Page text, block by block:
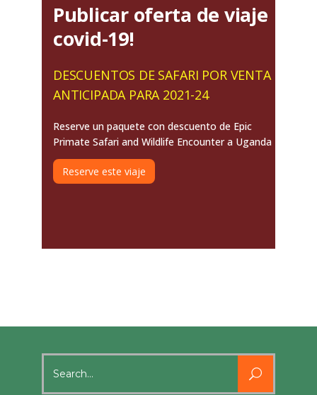
Publicar oferta de viaje
covid-19!
DESCUENTOS DE SAFARI POR VENTA
ANTICIPADA PARA 2021-24
Reserve un paquete con descuento de Epic
Primate Safari and Wildlife Encounter a Uganda
Reserve este viaje
for: